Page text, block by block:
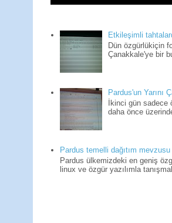
Etkileşimli
Dün özgürlükiçin
Çanakkale'ye bir
Pardus'un Yarını
İkinci gün sadece
daha önce
Pardus temelli dağıtım mevzusu
Pardus ülkemizdeki en geniş
linux ve özgür yazılımla